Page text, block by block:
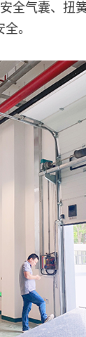
全气囊、扭
。